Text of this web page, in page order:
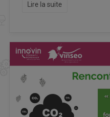
Lire la suite